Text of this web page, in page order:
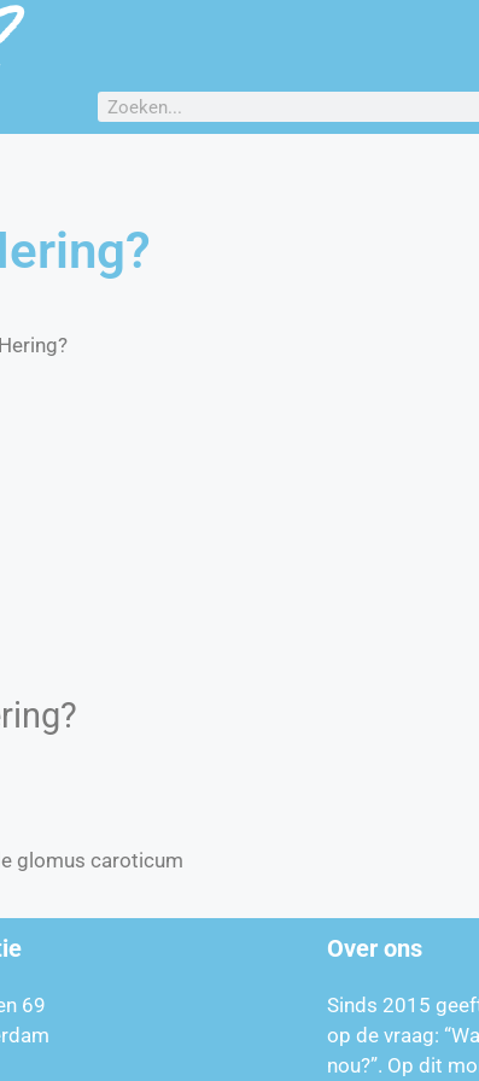
glomus caroticum
69
Over ons
Sinds 2015
op de vraag:
nou?”. Op dit